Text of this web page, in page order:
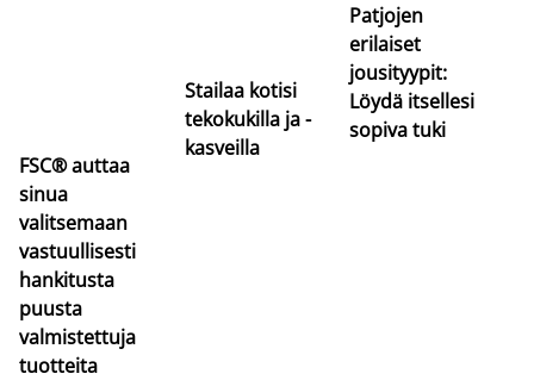
FSC® auttaa
sinua
valitsemaan
vastuullisesti
hankitusta
puusta
valmistettuja
tuotteita
Stailaa kotisi
tekokukilla ja -
kasveilla
Patjojen
erilaiset
jousityypit:
Löydä itsellesi
sopiva tuki